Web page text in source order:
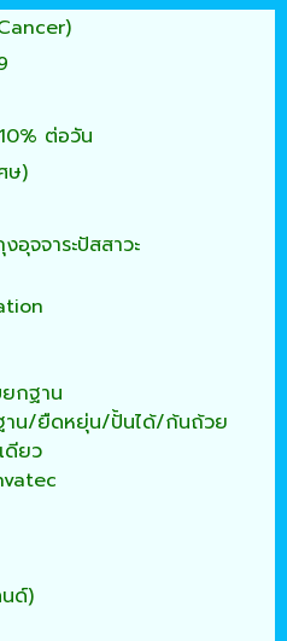
ต่อวัน
ษ)
จจาระปัสสาวะ
กฐาน
าน/ยืดหยุ่น/ปั้นได้/ก้นถ้วย
ดียว
ด์)